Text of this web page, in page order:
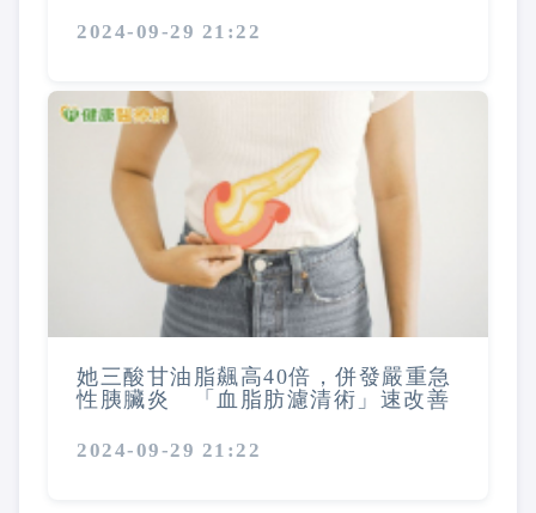
2024-09-29 21:22
她三酸甘油脂飆高40倍，併發嚴重急
性胰臟炎 「血脂肪濾清術」速改善
2024-09-29 21:22